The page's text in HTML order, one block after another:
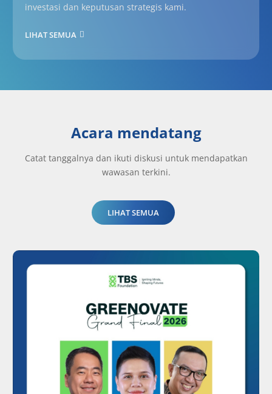
investasi dan keputusan strategis kami.
LIHAT SEMUA
Acara mendatang
Catat tanggalnya dan ikuti diskusi untuk mendapatkan
wawasan terkini.
LIHAT SEMUA